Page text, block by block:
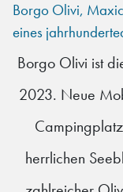
Borgo Olivi,
eines
Borgo Olivi ist
2023. Neue
herrlichen